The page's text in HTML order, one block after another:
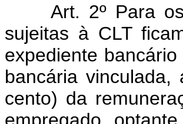
Art. 2º Para os
sujeitas à CLT
expediente
bancária
cento) da